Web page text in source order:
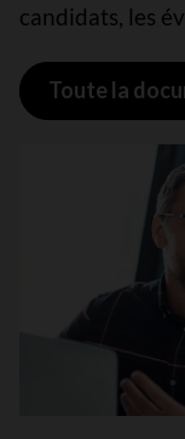
candidats, les
Toute la